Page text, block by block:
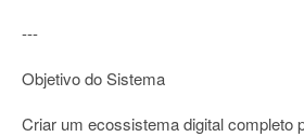
---
Objetivo do Sistema
Criar um ecossistema digital completo